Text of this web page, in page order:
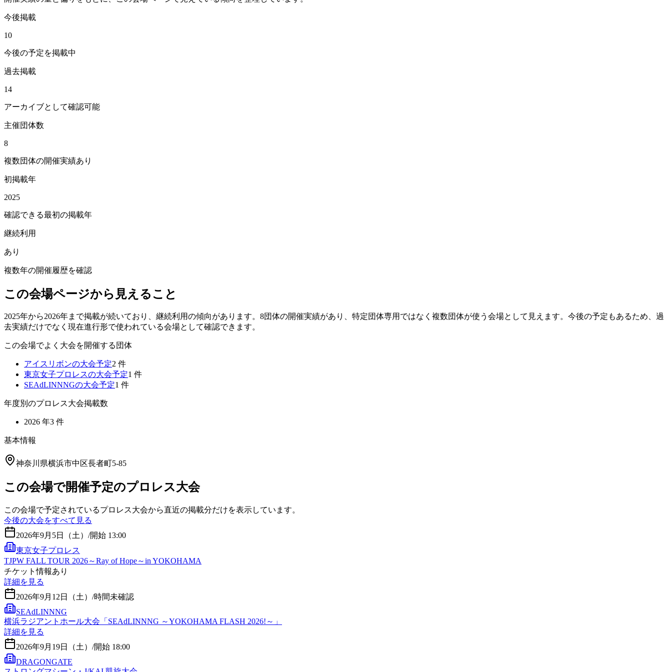
今後掲載
10
今後の予定を掲載中
過去掲載
14
アーカイブとして確認可能
主催団体数
8
複数団体の開催実績あり
初掲載年
2025
確認できる最初の掲載年
継続利用
あり
複数年の開催履歴を確認
この会場ページから見えること
2025年から2026年まで掲載が続いており、継続利用の傾向があります。8団体の開催実績があり、特定団体専用ではなく複数団体が使う会場として見えます。今後の予定もあるため、過
去実績だけでなく現在進行形で使われている会場として確認できます。
この会場でよく大会を開催する団体
アイスリボンの大会予定2 件
東京女子プロレスの大会予定1 件
SEAdLINNNGの大会予定1 件
年度別のプロレス大会掲載数
2026 年3 件
基本情報
神奈川県横浜市中区長者町5-85
この会場で開催予定のプロレス大会
この会場で予定されているプロレス大会から直近の掲載分だけを表示しています。
今後の大会をすべて見る
2026年9月5日（土） /開始 13:00
東京女子プロレス
TJPW FALL TOUR 2026～Ray of Hope～in YOKOHAMA
チケット情報あり
詳細を見る
2026年9月12日（土） /時間未確認
SEAdLINNNG
横浜ラジアントホール大会「SEAdLINNNG ～YOKOHAMA FLASH 2026!～」
詳細を見る
2026年9月19日（土） /開始 18:00
DRAGONGATE